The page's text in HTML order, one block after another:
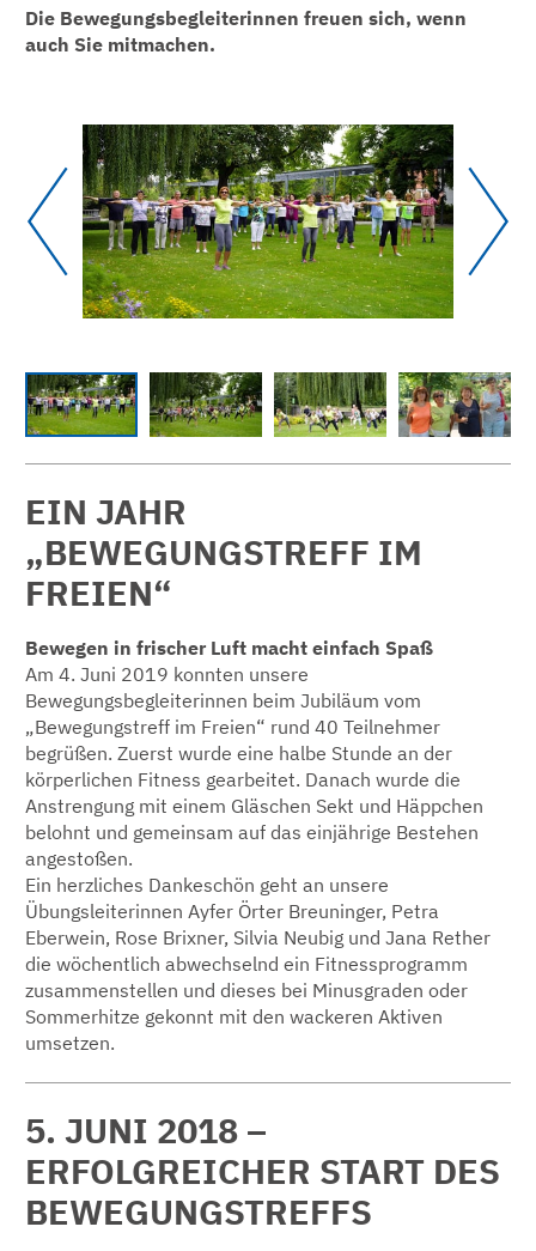
Die Bewegungsbegleiterinnen freuen sich, wenn
auch Sie mitmachen.
EIN JAHR
„BEWEGUNGSTREFF IM
FREIEN“
Bewegen in frischer Luft macht einfach Spaß
Am 4. Juni 2019 konnten unsere
Bewegungsbegleiterinnen beim Jubiläum vom
„Bewegungstreff im Freien“ rund 40 Teilnehmer
begrüßen. Zuerst wurde eine halbe Stunde an der
körperlichen Fitness gearbeitet. Danach wurde die
Anstrengung mit einem Gläschen Sekt und Häppchen
belohnt und gemeinsam auf das einjährige Bestehen
angestoßen.
Ein herzliches Dankeschön geht an unsere
Übungsleiterinnen Ayfer Örter Breuninger, Petra
Eberwein, Rose Brixner, Silvia Neubig und Jana Rether
die wöchentlich abwechselnd ein Fitnessprogramm
zusammenstellen und dieses bei Minusgraden oder
Sommerhitze gekonnt mit den wackeren Aktiven
umsetzen.
5. JUNI 2018 –
ERFOLGREICHER START DES
BEWEGUNGSTREFFS